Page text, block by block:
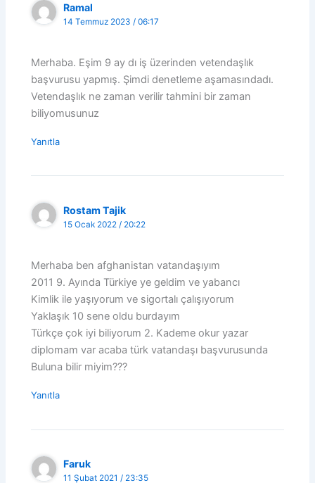
Ramal
14 Temmuz 2023 / 06:17
Merhaba. Eşim 9 ay dı iş üzerinden vetendaşlık
başvurusu yapmış. Şimdi denetleme aşamasındadı.
Vetendaşlık ne zaman verilir tahmini bir zaman
biliyomusunuz
Yanıtla
Rostam Tajik
15 Ocak 2022 / 20:22
Merhaba ben afghanistan vatandaşıyım
2011 9. Ayında Türkiye ye geldim ve yabancı
Kimlik ile yaşıyorum ve sigortalı çalışıyorum
Yaklaşık 10 sene oldu burdayım
Türkçe çok iyi biliyorum 2. Kademe okur yazar
diplomam var acaba türk vatandaşı başvurusunda
Buluna bilir miyim???
Yanıtla
Faruk
11 Şubat 2021 / 23:35